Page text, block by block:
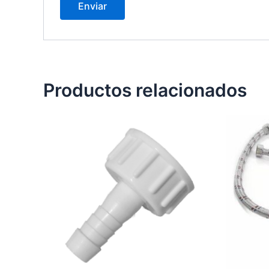
Productos relacionados